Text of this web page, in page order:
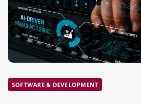
SOFTWARE & DEVELOPMENT